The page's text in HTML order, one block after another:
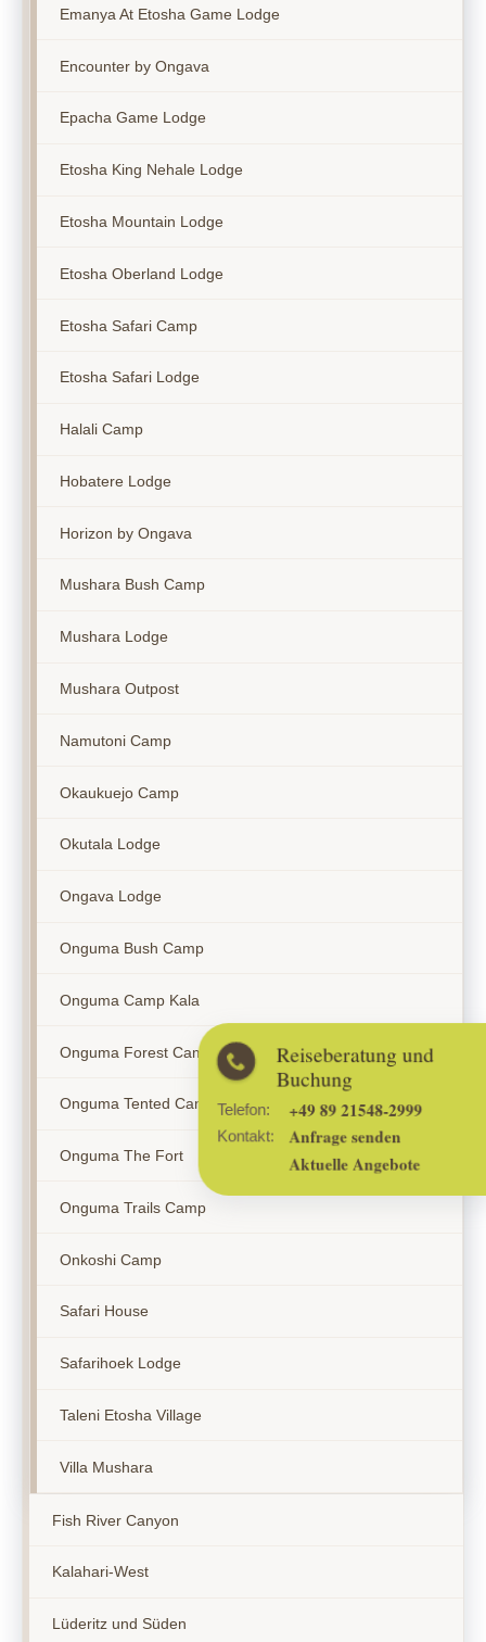
Reiseberatung und
Buchung
Telefon: +49 89 21548-2999
Kontakt:
Anfrage senden
Aktuelle Angebote
Emanya At Etosha Game Lodge
Encounter by Ongava
Epacha Game Lodge
Etosha King Nehale Lodge
Etosha Mountain Lodge
Etosha Oberland Lodge
Etosha Safari Camp
Etosha Safari Lodge
Halali Camp
Hobatere Lodge
Horizon by Ongava
Mushara Bush Camp
Mushara Lodge
Mushara Outpost
Namutoni Camp
Okaukuejo Camp
Okutala Lodge
Ongava Lodge
Onguma Bush Camp
Onguma Camp Kala
Onguma Forest Camp
Onguma Tented Camp
Onguma The Fort
Onguma Trails Camp
Onkoshi Camp
Safari House
Safarihoek Lodge
Taleni Etosha Village
Villa Mushara
Fish River Canyon
Kalahari-West
Lüderitz und Süden